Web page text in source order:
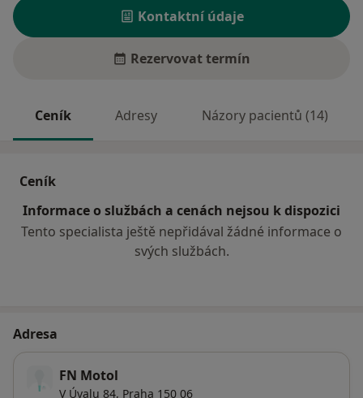
Kontaktní údaje
Rezervovat termín
Ceník Adresy Názory pacientů (14)
Ceník
Informace o službách a cenách nejsou k dispozici
Tento specialista ještě nepřidával žádné informace o
svých službách.
Adresa
FN Motol
V Úvalu 84, Praha 150 06